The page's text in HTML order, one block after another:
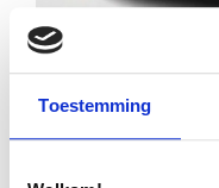
Toestemming
€ 74.995
VOLVO EX90